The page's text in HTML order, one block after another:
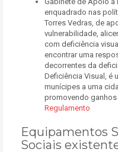
enquadrado nas
Torres Vedras, de
vulnerabilidade,
com deficiência
encontrar uma
decorrentes da
Deficiência Visual, é
munícipes a uma
promovendo
Regulamento
Equipamentos
Sociais